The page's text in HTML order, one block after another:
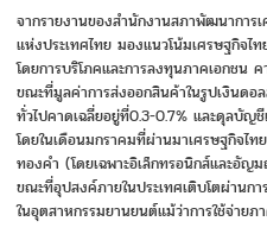
จากรายงานของสำนักงานสภาพัฒนาการ
แห่งประเทศไทย มองแนวโน้มเศรษฐกิจไ
โดยการบริโภคและการลงทุนภาคเอกชน
ขณะที่มูลค่าการส่งออกสินค้าในรูปเงินดอ
ทั่วไปคาดเฉลี่ยอยู่ที่0.3-0.7% และดุลบัญ
โดยในเดือนมกราคมที่ผ่านมาเศรษฐกิจไ
ทองคำ (โดยเฉพาะอิเล็กทรอนิกส์และอั
ขณะที่อุปสงค์ภายในประเทศเติบโตผ่านก
ในอุตสาหกรรมยานยนต์แม้ว่าการใช้จ่ายภ